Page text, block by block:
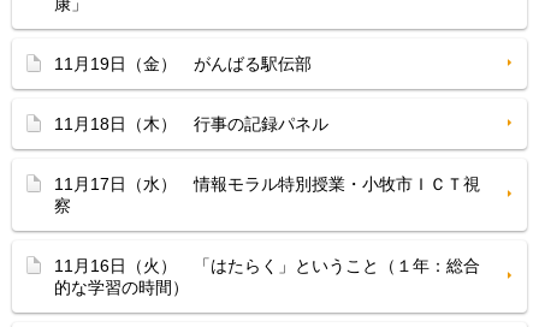
11月19日（金） がんばる駅伝部
11月18日（木） 行事の記録パネル
11月17日（水） 情報モラル特別授業・小牧市ＩＣＴ視
察
11月16日（火） 「はたらく」ということ（１年：総合
的な学習の時間）